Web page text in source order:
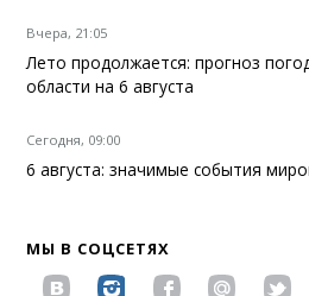
Вчера, 21:05
Лето продолжается: прогноз
области на 6 августа
Сегодня, 09:00
6 августа: значимые события
МЫ В СОЦСЕТЯХ